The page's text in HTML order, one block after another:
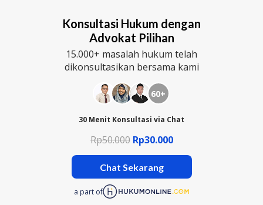
Konsultasi Hukum dengan
Advokat Pilihan
15.000+ masalah hukum telah
dikonsultasikan bersama kami
60+
30 Menit Konsultasi via Chat
Rp50.000 Rp30.000
Chat Sekarang
a part of